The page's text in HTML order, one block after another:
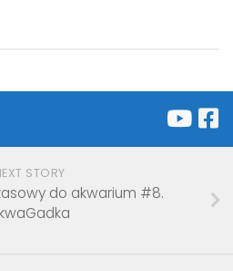
STORY
do akwarium #8.